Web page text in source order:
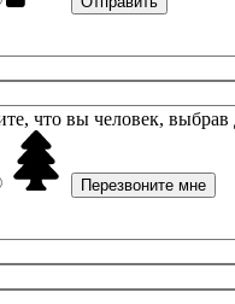
что вы человек, выбрав